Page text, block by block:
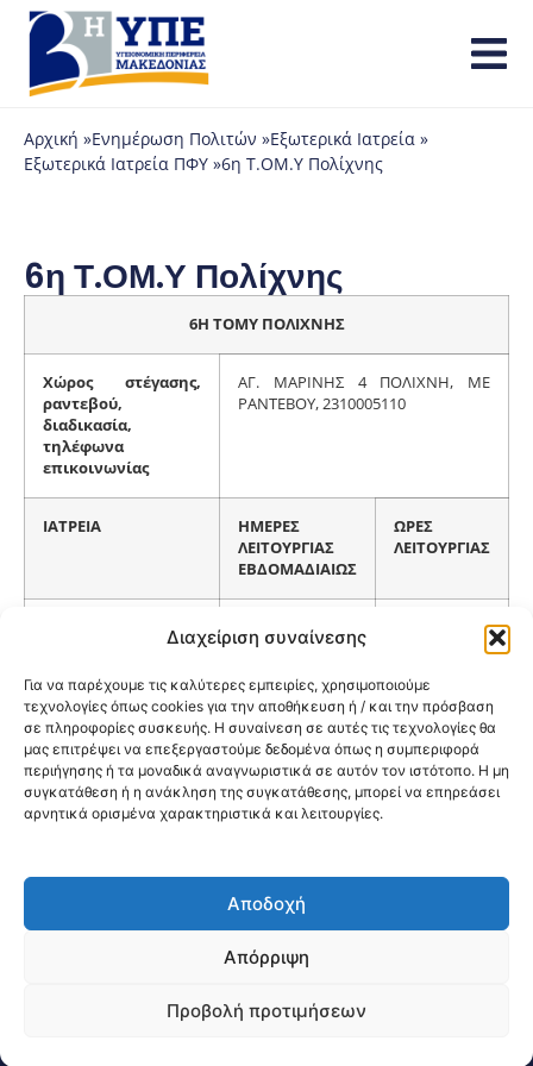
Διαχείριση συναίνεσης
Για να παρέχουμε τις καλύτερες εμπειρίες, χρησιμοποιούμε
τεχνολογίες όπως cookies για την αποθήκευση ή / και την πρόσβαση
σε πληροφορίες συσκευής. Η συναίνεση σε αυτές τις τεχνολογίες θα
μας επιτρέψει να επεξεργαστούμε δεδομένα όπως η συμπεριφορά
περιήγησης ή τα μοναδικά αναγνωριστικά σε αυτόν τον ιστότοπο. Η μη
συγκατάθεση ή η ανάκληση της συγκατάθεσης, μπορεί να επηρεάσει
αρνητικά ορισμένα χαρακτηριστικά και λειτουργίες.
Αποδοχή
Απόρριψη
Προβολή προτιμήσεων
Αρχική »Ενημέρωση Πολιτών »Εξωτερικά Ιατρεία »
Εξωτερικά Ιατρεία ΠΦΥ »6η Τ.ΟΜ.Υ Πολίχνης
6η Τ.ΟΜ.Υ Πολίχνης
6Η ΤΟΜΥ ΠΟΛΙΧΝΗΣ
Χώρος στέγασης,
ραντεβού,
διαδικασία,
τηλέφωνα
επικοινωνίας
ΑΓ. ΜΑΡΙΝΗΣ 4 ΠΟΛΙΧΝΗ, ΜΕ
ΡΑΝΤΕΒΟΥ, 2310005110
ΙΑΤΡΕΙΑ
ΗΜΕΡΕΣ
ΛΕΙΤΟΥΡΓΙΑΣ
ΕΒΔΟΜΑΔΙΑΙΩΣ
ΩΡΕΣ
ΛΕΙΤΟΥΡΓΙΑΣ
ΔΕ/ΤΡ/ΤΕ/ΠΕ/ΠΑ
08:00-15:00 ή
ΡΑΝΤΕΒΟΥ
ΠΑΙΔΙΑΤΡΙΚΟ ΔΕ/ΤΡ/ΤΕ/ΠΕ/ΠΑ
08:00-15:00 ή
14:00-21:00
ΜΕ
@2026 3ype.gr All rights reserved
Θεσσαλονίκη, ΕλλάδαΤηλ: +30 2311 226 200
02306 Website Visits: 1594967